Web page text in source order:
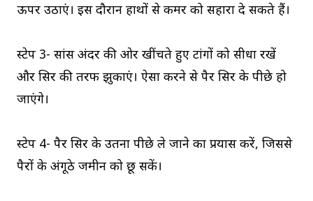
ऊपर उठाएं। इस दौरान हाथों से कमर को सहारा दे सकते हैं।
स्टेप 3- सांस अंदर की ओर खींचते हुए टांगों को सीधा रखें
और सिर की तरफ झुकाएं। ऐसा करने से पैर सिर के पीछे हो
जाएंगे।
स्टेप 4- पैर सिर के उतना पीछे ले जाने का प्रयास करें, जिससे
पैरों के अंगूठे जमीन को छू सकें।